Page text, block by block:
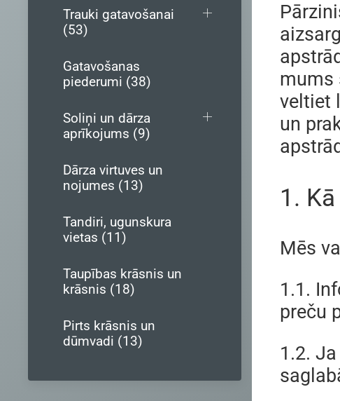
Trauki gatavošanai
(53)
Gatavošanas
piederumi (38)
Soliņi un dārza
aprīkojums (9)
Dārza virtuves un
nojumes (13)
Tandiri, ugunskura
vietas (11)
Taupības krāsnis un
krāsnis (18)
Pirts krāsnis un
dūmvadi (13)
mums
veltiet
un
1.
Mēs
1.1.
preču
1.2.